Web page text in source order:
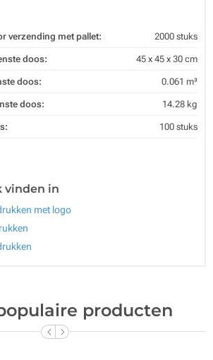
verzending met pallet: 2000 stuks
doos: 45 x 45 x 30 cm
doos: 0.061 m³
doos: 14.28 kg
100 stuks
vinden in
met logo
producten